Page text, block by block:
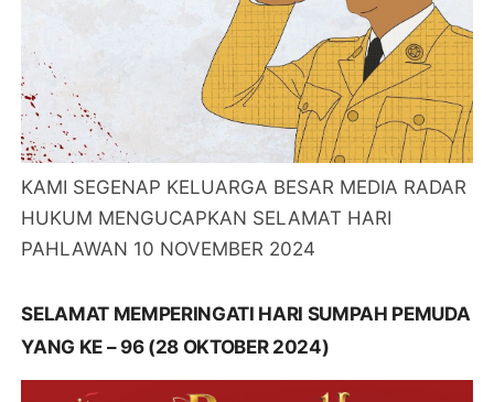
KAMI SEGENAP KELUARGA BESAR MEDIA RADAR
HUKUM MENGUCAPKAN SELAMAT HARI
PAHLAWAN 10 NOVEMBER 2024
SELAMAT MEMPERINGATI HARI SUMPAH PEMUDA
YANG KE – 96 (28 OKTOBER 2024)